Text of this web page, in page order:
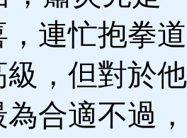
，連忙抱拳
級，但對於
為合適不過